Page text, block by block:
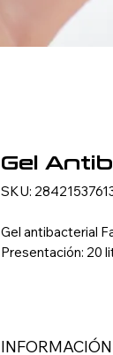
Gel
SKU:
Gel antibacterial
Presentación: 20